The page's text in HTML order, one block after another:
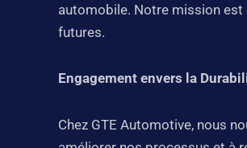
automobile. Notre mission
futures.
Engagement envers la
Chez GTE Automotive, nous